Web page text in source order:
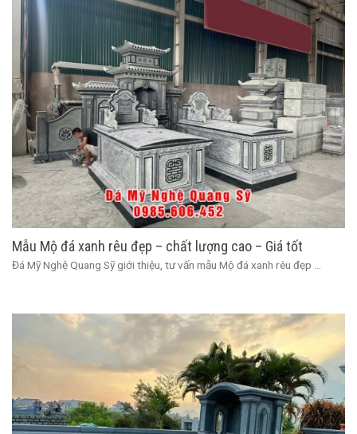
Mẫu Mộ đá xanh rêu đẹp – chất lượng cao – Giá tốt
Đá Mỹ Nghệ Quang Sỹ giới thiệu, tư vấn mẫu Mộ đá xanh rêu đẹp ...